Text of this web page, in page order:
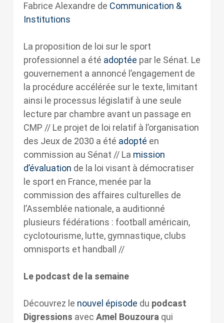
Fabrice Alexandre de Communication &
Institutions
La proposition de loi sur le sport
professionnel a été adoptée par le Sénat. Le
gouvernement a annoncé l’engagement de
la procédure accélérée sur le texte, limitant
ainsi le processus législatif à une seule
lecture par chambre avant un passage en
CMP // Le projet de loi relatif à l’organisation
des Jeux de 2030 a été adopté en
commission au Sénat // La mission
d’évaluation de la loi visant à démocratiser
le sport en France, menée par la
commission des affaires culturelles de
l’Assemblée nationale, a auditionné
plusieurs fédérations : football américain,
cyclotourisme, lutte, gymnastique, clubs
omnisports et handball //
Le podcast de la semaine
Découvrez le nouvel épisode du podcast
Digressions avec Amel Bouzouraqui